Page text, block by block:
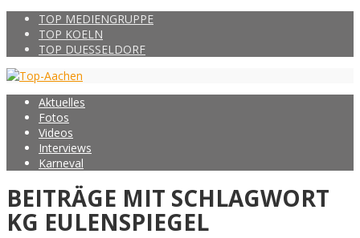
TOP MEDIENGRUPPE
TOP KOELN
TOP DUESSELDORF
Aktuelles
Fotos
Videos
Interviews
Karneval
BEITRÄGE MIT SCHLAGWORT
KG EULENSPIEGEL